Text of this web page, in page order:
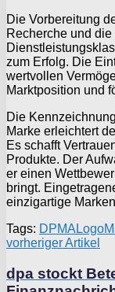
Die Vorbereitung
Recherche und
zum Erfolg. Die
wertvollen
Marktposition und
Die
Marke erleichtert
Es schafft
Produkte. Der
er einen
bringt.
einzigartige
Tags: DPMA Logo
vorheriger Artikel
dpa stockt